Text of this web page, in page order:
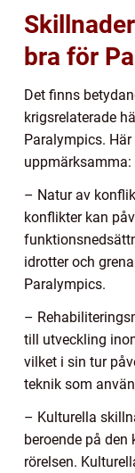
bra för
Det finns
krigsrelaterade
Paralympics.
uppmärksamma:
– Natur av
konflikter kan
idrotter och
Paralympics.
–
till utveckling
vilket i sin tur
teknik som
– Kulturella
beroende på
rörelsen.